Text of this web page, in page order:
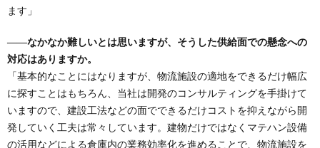
ます」
――なかなか難しいとは思いますが、そうした供給面での懸念への
対応はありますか。
「基本的なことにはなりますが、物流施設の適地をできるだけ幅広
に探すことはもちろん、当社は開発のコンサルティングを手掛けて
いますので、建設工法などの面でできるだけコストを抑えながら開
発していく工夫は常々しています。建物だけではなくマテハン設備
の活用などによる倉庫内の業務効率化を進めることで、物流施設を